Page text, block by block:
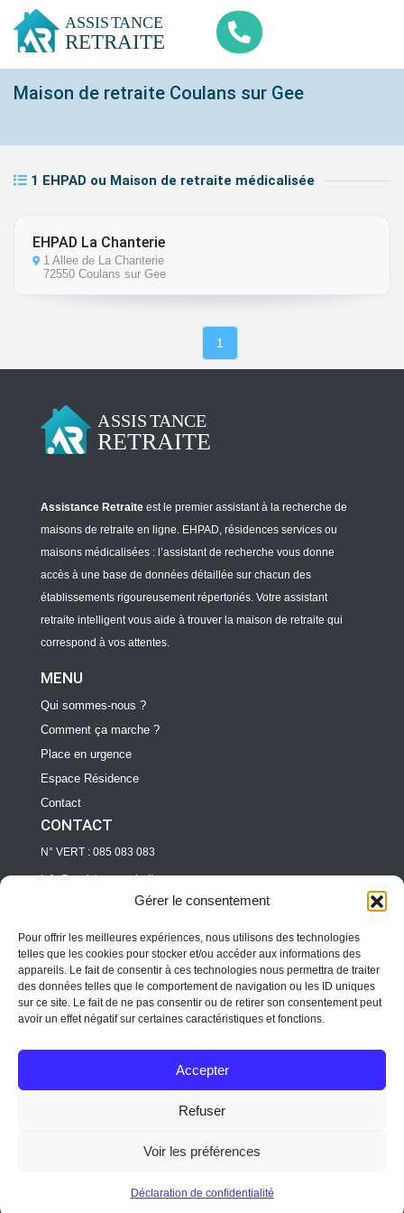
Gérer le consentement
Pour offrir les meilleures expériences, nous utilisons des technologies
telles que les cookies pour stocker et/ou accéder aux informations des
appareils. Le fait de consentir à ces technologies nous permettra de traiter
des données telles que le comportement de navigation ou les ID uniques
sur ce site. Le fait de ne pas consentir ou de retirer son consentement peut
avoir un effet négatif sur certaines caractéristiques et fonctions.
Accepter
Refuser
Voir les préférences
Déclaration de confidentialité
Maison de retraite Coulans sur Gee
1 EHPAD ou Maison de retraite médicalisée
EHPAD La Chanterie
1 Allee de La Chanterie
72550 Coulans sur Gee
1
Assistance Retraite est le premier assistant à la recherche de
maisons de retraite en ligne. EHPAD, résidences services ou
maisons médicalisées : l’assistant de recherche vous donne
accès à une base de données détaillée sur chacun des
établissements rigoureusement répertoriés. Votre assistant
retraite intelligent vous aide à trouver la maison de retraite qui
correspond à vos attentes.
MENU
Qui sommes-nous ?
Comment ça marche ?
Place en urgence
Espace Résidence
Contact
CONTACT
N° VERT : 085 083 083
info@assistance-retraite.com
Directeur d’EHPAD/ RESIDENCE
pro@assitance-retraite.com
Professionnels
pro@assitance-retraite.com
Protection des données